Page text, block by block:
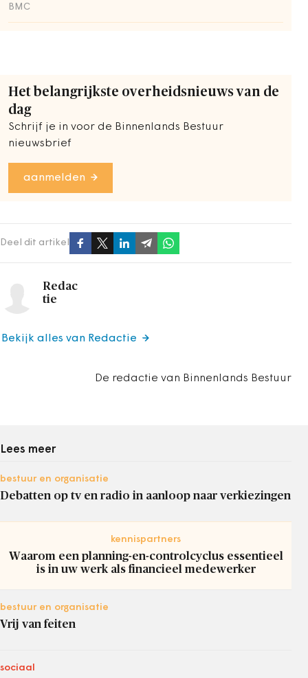
BMC
Het belangrijkste overheidsnieuws van de
dag
Schrijf je in voor de Binnenlands Bestuur
nieuwsbrief
aanmelden
Deel dit artikel
Redac
tie
De redactie van Binnenlands Bestuur
Bekijk alles van Redactie
Lees meer
bestuur en organisatie
Debatten op tv en radio in aanloop naar verkiezingen
kennispartners
Waarom een planning-en-controlcyclus essentieel
is in uw werk als financieel medewerker
bestuur en organisatie
Vrij van feiten
sociaal